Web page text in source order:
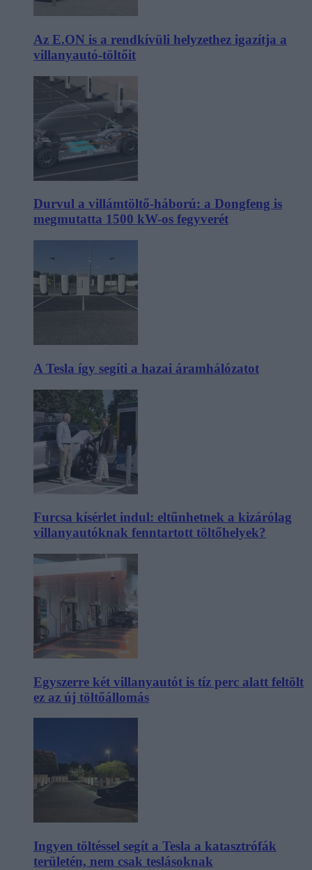
Az E.ON is a rendkívüli helyzethez igazítja a
villanyautó-töltőit
Durvul a villámtöltő-háború: a Dongfeng is
megmutatta 1500 kW-os fegyverét
A Tesla így segíti a hazai áramhálózatot
Furcsa kísérlet indul: eltűnhetnek a kizárólag
villanyautóknak fenntartott töltőhelyek?
Egyszerre két villanyautót is tíz perc alatt feltölt
ez az új töltőállomás
Ingyen töltéssel segít a Tesla a katasztrófák
területén, nem csak teslásoknak